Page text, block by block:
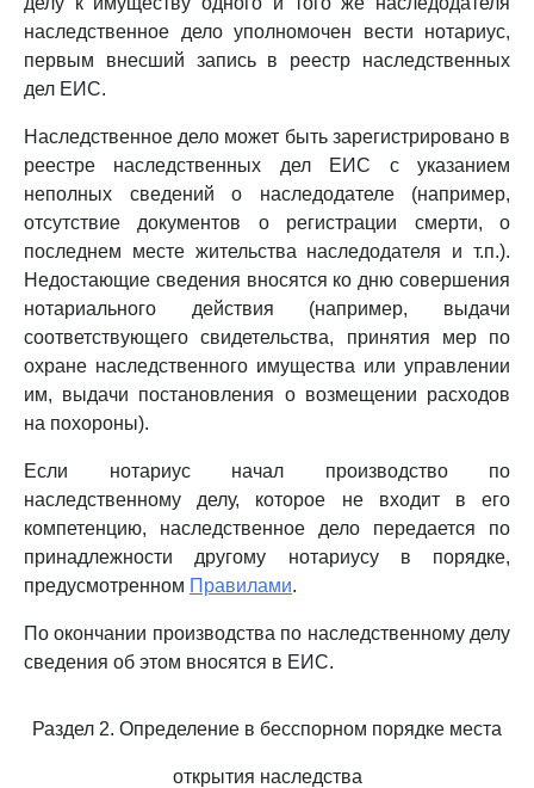
наследственное дело уполномочен вести нотариус,
первым внесший запись в реестр наследственных
дел ЕИС.
Наследственное дело может быть зарегистрировано в
реестре наследственных дел ЕИС с указанием
неполных сведений о наследодателе (например,
отсутствие документов о регистрации смерти, о
последнем месте жительства наследодателя и т.п.).
Недостающие сведения вносятся ко дню совершения
нотариального действия (например, выдачи
соответствующего свидетельства, принятия мер по
охране наследственного имущества или управлении
им, выдачи постановления о возмещении расходов
на похороны).
Если нотариус начал производство по
наследственному делу, которое не входит в его
компетенцию, наследственное дело передается по
принадлежности другому нотариусу в порядке,
предусмотренном Правилами.
По окончании производства по наследственному делу
сведения об этом вносятся в ЕИС.
Раздел 2. Определение в бесспорном порядке места
открытия наследства